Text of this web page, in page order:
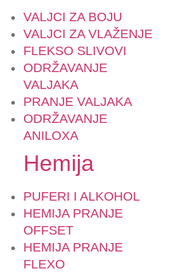
VALJCI ZA BOJU
VALJCI ZA VLAŽENJE
FLEKSO SLIVOVI
ODRŽAVANJE
VALJAKA
PRANJE VALJAKA
ODRŽAVANJE
ANILOXA
Hemija
PUFERI I ALKOHOL
HEMIJA PRANJE
OFFSET
HEMIJA PRANJE
FLEXO